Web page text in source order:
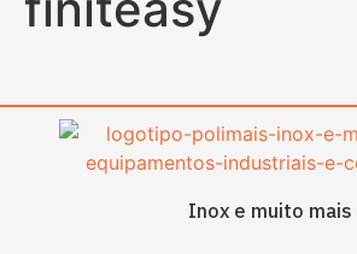
Inox e muito mais